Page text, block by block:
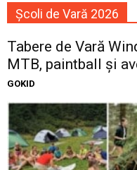
Școli de Vară 2026
Tabere de Vară
MTB, paintball și
GOKID